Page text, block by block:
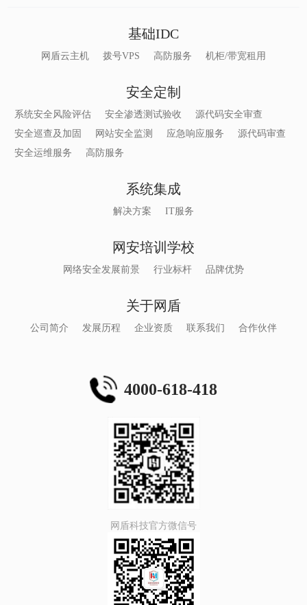
基础IDC
网盾云主机 拨号VPS 高防服务 机柜/带宽租用
安全定制
系统安全风险评估 安全渗透测试验收
源代码安全审查
安全巡查及加固
网站安全监测 应急响应服务
源代码审查
安全运维服务
高防服务
系统集成
解决方案 IT服务
网安培训学校
网络安全发展前景 行业标杆 品牌优势
关于网盾
公司简介 发展历程 企业资质 联系我们 合作伙伴
4000-618-418
网盾科技官方微信号